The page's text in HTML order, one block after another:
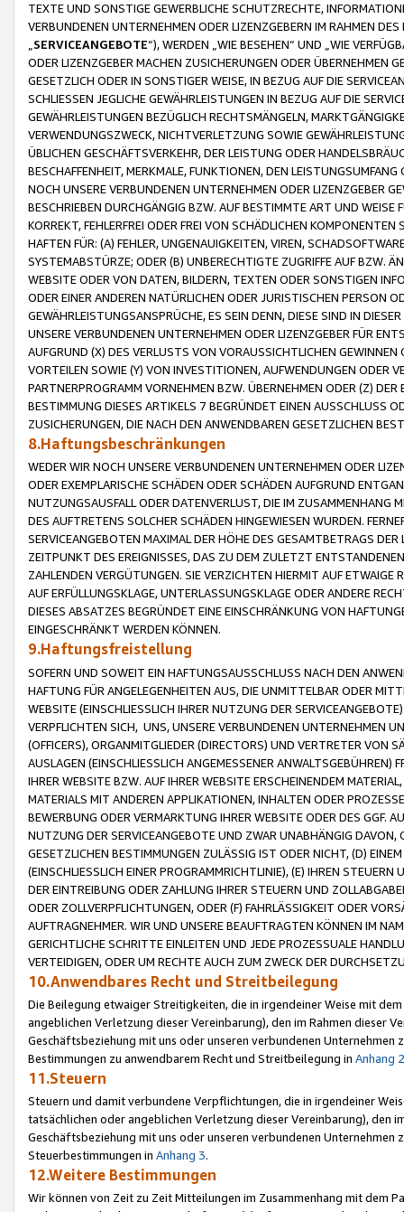
TEXTE UND SONSTIGE GEWERBLICHE SCHUTZRECHTE,
VERBUNDENEN UNTERNEHMEN ODER LIZENZGEBERN IM RAHMEN
SERVICEANGEBOTE“), WERDEN „WIE BESEHEN“ UND „WIE
ODER LIZENZGEBER MACHEN ZUSICHERUNGEN ODER ÜBERNEHMEN
GESETZLICH ODER IN SONSTIGER WEISE, IN BEZUG AUF DIE
SCHLIESSEN JEGLICHE GEWÄHRLEISTUNGEN IN BEZUG AUF DIE
GEWÄHRLEISTUNGEN BEZÜGLICH RECHTSMÄNGELN,
VERWENDUNGSZWECK, NICHTVERLETZUNG SOWIE
ÜBLICHEN GESCHÄFTSVERKEHR, DER LEISTUNG ODER
BESCHAFFENHEIT, MERKMALE, FUNKTIONEN, DEN
NOCH UNSERE VERBUNDENEN UNTERNEHMEN ODER LIZENZGEBER
BESCHRIEBEN DURCHGÄNGIG BZW. AUF BESTIMMTE ART UND
KORREKT, FEHLERFREI ODER FREI VON SCHÄDLICHEN
HAFTEN FÜR: (A) FEHLER, UNGENAUIGKEITEN, VIREN,
SYSTEMABSTÜRZE; ODER (B) UNBERECHTIGTE ZUGRIFFE AUF BZW.
WEBSITE ODER VON DATEN, BILDERN, TEXTEN ODER SONSTIGEN
ODER EINER ANDEREN NATÜRLICHEN ODER JURISTISCHEN PERSON
GEWÄHRLEISTUNGSANSPRÜCHE, ES SEIN DENN, DIESE SIND IN
UNSERE VERBUNDENEN UNTERNEHMEN ODER LIZENZGEBER FÜR
AUFGRUND (X) DES VERLUSTS VON VORAUSSICHTLICHEN
VORTEILEN SOWIE (Y) VON INVESTITIONEN, AUFWENDUNGEN ODER
PARTNERPROGRAMM VORNEHMEN BZW. ÜBERNEHMEN ODER (Z)
BESTIMMUNG DIESES ARTIKELS 7 BEGRÜNDET EINEN AUSSCHLUSS
ZUSICHERUNGEN, DIE NACH DEN ANWENDBAREN GESETZLICHEN
8.Haftungsbeschränkungen
WEDER WIR NOCH UNSERE VERBUNDENEN UNTERNEHMEN ODER
ODER EXEMPLARISCHE SCHÄDEN ODER SCHÄDEN AUFGRUND
NUTZUNGSAUSFALL ODER DATENVERLUST, DIE IM ZUSAMMENHANG
DES AUFTRETENS SOLCHER SCHÄDEN HINGEWIESEN WURDEN.
SERVICEANGEBOTEN MAXIMAL DER HÖHE DES GESAMTBETRAGS
ZEITPUNKT DES EREIGNISSES, DAS ZU DEM ZULETZT
ZAHLENDEN VERGÜTUNGEN. SIE VERZICHTEN HIERMIT AUF
AUF ERFÜLLUNGSKLAGE, UNTERLASSUNGSKLAGE ODER ANDERE
DIESES ABSATZES BEGRÜNDET EINE EINSCHRÄNKUNG VON
EINGESCHRÄNKT WERDEN KÖNNEN.
9.Haftungsfreistellung
SOFERN UND SOWEIT EIN HAFTUNGSAUSSCHLUSS NACH DEN
HAFTUNG FÜR ANGELEGENHEITEN AUS, DIE UNMITTELBAR ODER
WEBSITE (EINSCHLIESSLICH IHRER NUTZUNG DER
VERPFLICHTEN SICH, UNS, UNSERE VERBUNDENEN UNTERNEHMEN
(OFFICERS), ORGANMITGLIEDER (DIRECTORS) UND VERTRETER VON
AUSLAGEN (EINSCHLIESSLICH ANGEMESSENER
IHRER WEBSITE BZW. AUF IHRER WEBSITE ERSCHEINENDEM
MATERIALS MIT ANDEREN APPLIKATIONEN, INHALTEN ODER
BEWERBUNG ODER VERMARKTUNG IHRER WEBSITE ODER DES GGF.
NUTZUNG DER SERVICEANGEBOTE UND ZWAR UNABHÄNGIG
GESETZLICHEN BESTIMMUNGEN ZULÄSSIG IST ODER NICHT, (D)
(EINSCHLIESSLICH EINER PROGRAMMRICHTLINIE), (E) IHREN
DER EINTREIBUNG ODER ZAHLUNG IHRER STEUERN UND
ODER ZOLLVERPFLICHTUNGEN, ODER (F) FAHRLÄSSIGKEIT ODER
AUFTRAGNEHMER. WIR UND UNSERE BEAUFTRAGTEN KÖNNEN IM
GERICHTLICHE SCHRITTE EINLEITEN UND JEDE PROZESSUALE
VERTEIDIGEN, ODER UM RECHTE AUCH ZUM ZWECK DER
10.Anwendbares Recht und Streitbeilegung
Die Beilegung etwaiger Streitigkeiten, die in irgendeiner Weise mit
angeblichen Verletzung dieser Vereinbarung), den im Rahmen dieser
Geschäftsbeziehung mit uns oder unseren verbundenen
Bestimmungen zu anwendbarem Recht und Streitbeilegung in Anhang 2
11.Steuern
Steuern und damit verbundene Verpflichtungen, die in irgendeiner
tatsächlichen oder angeblichen Verletzung dieser Vereinbarung), den
Geschäftsbeziehung mit uns oder unseren verbundenen
Steuerbestimmungen in Anhang 3.
12.Weitere Bestimmungen
Wir können von Zeit zu Zeit Mitteilungen im Zusammenhang mit dem